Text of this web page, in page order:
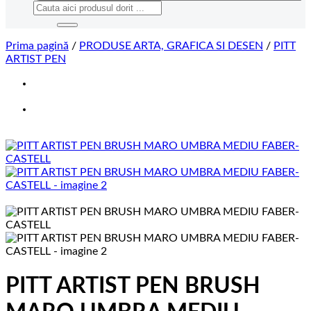
Caută
Prima pagină / PRODUSE ARTA, GRAFICA SI DESEN / PITT
ARTIST PEN
PITT ARTIST PEN BRUSH